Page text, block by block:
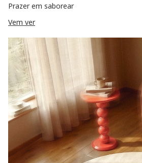
Prazer em saborear
Vem ver